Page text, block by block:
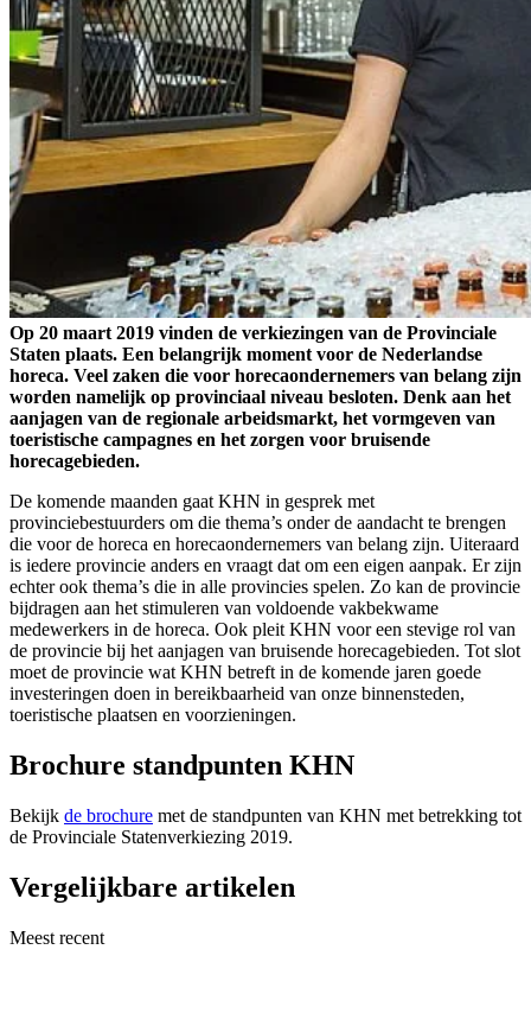
Op 20 maart 2019 vinden de verkiezingen van de Provinciale
Staten plaats. Een belangrijk moment voor de Nederlandse
horeca. Veel zaken die voor horecaondernemers van belang zijn
worden namelijk op provinciaal niveau besloten. Denk aan het
aanjagen van de regionale arbeidsmarkt, het vormgeven van
toeristische campagnes en het zorgen voor bruisende
horecagebieden.
De komende maanden gaat KHN in gesprek met
provinciebestuurders om die thema’s onder de aandacht te brengen
die voor de horeca en horecaondernemers van belang zijn. Uiteraard
is iedere provincie anders en vraagt dat om een eigen aanpak. Er zijn
echter ook thema’s die in alle provincies spelen. Zo kan de provincie
bijdragen aan het stimuleren van voldoende vakbekwame
medewerkers in de horeca. Ook pleit KHN voor een stevige rol van
de provincie bij het aanjagen van bruisende horecagebieden. Tot slot
moet de provincie wat KHN betreft in de komende jaren goede
investeringen doen in bereikbaarheid van onze binnensteden,
toeristische plaatsen en voorzieningen.
Brochure standpunten KHN
Bekijk de brochure met de standpunten van KHN met betrekking tot
de Provinciale Statenverkiezing 2019.
Vergelijkbare artikelen
Meest recent